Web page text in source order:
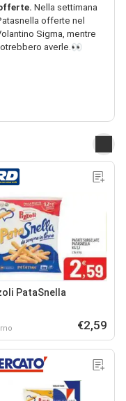
Nella settimana
offerte nel
Sigma, mentre
averle.👀
PataSnella
€2,59